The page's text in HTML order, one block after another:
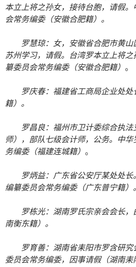
本立上将之孙女，接待台胞，请假
会常务编委（安徽合肥籍）。
罗慧琼：女，安徽省合肥市黄
苏州学习，请假。台湾罗本立上将
纂委员会常务编委（安徽合肥籍） 。
罗庆春：福建省工商局企业处
籍）。
罗昌良：福州市卫计委综合执
师），部队七级会计师，公务。中
务编委（福建连城籍） 。
罗炳益：广东省公安厅某处处
编纂委员会常务编委（广东普宁籍）。
罗栋光：湖南罗氏宗亲会会长
南衡东籍）。
罗育善：湖南省耒阳市罗含研
委员会常务编委，因事请假（湖南耒